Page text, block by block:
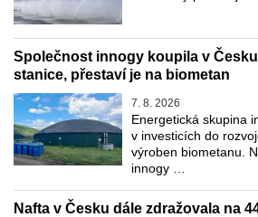
Společnost innogy koupila v
stanice, přestaví je na biometan
7. 8. 2026
Energetická skupina
v investicích do
výroben biometanu.
innogy …
Nafta v Česku dále zdražovala na